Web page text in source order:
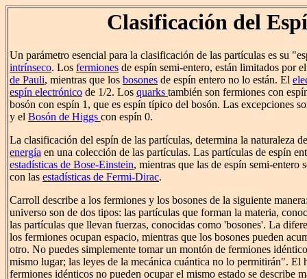
Clasificación del
Un parámetro esencial para la clasificación de las partículas es su
intrínseco. Los fermiones de espín semi-entero, están limitados por
de Pauli, mientras que los bosones de espín entero no lo están. El
espín electrónico de 1/2. Los quarks también son fermiones con
bosón con espín 1, que es espín típico del bosón. Las excepciones
y el Bosón de Higgs con espín 0.
La clasificación del espín de las partículas, determina la naturaleza
energía en una colección de las partículas. Las partículas de espín
estadísticas de Bose-Einstein, mientras que las de espín semi-entero
con las estadísticas de Fermi-Dirac.
Carroll describe a los fermiones y los bosones de la siguiente
universo son de dos tipos: las partículas que forman la materia,
las partículas que llevan fuerzas, conocidas como 'bosones'. La
los fermiones ocupan espacio, mientras que los bosones pueden
otro. No puedes simplemente tomar un montón de fermiones
mismo lugar; las leyes de la mecánica cuántica no lo permitirán". El
fermiones idénticos no pueden ocupar el mismo estado se describe